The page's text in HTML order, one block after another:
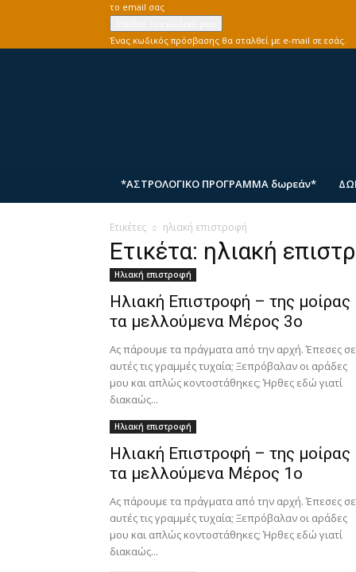
το email σας
Ένας κωδικός πρόσβασης θα σταλθεί με e-mail σε εσάς.
*ΑΣΤΡΟΛΟΓΙΚΟ ΠΡΟΓΡΑΜΜΑ δωρεάν*
Ετικέτες ηλιακή επιστροφή
Ετικέτα: ηλιακή
Ηλιακή επιστροφή
Ηλιακή Επιστροφή – της μοίρας
τα μελλούμενα Μέρος 3ο
Ας πάρουμε τα πράγματα από την αρχή. Έπεσες σε
αυτές τις γραμμές τυχαία; Ξεπρόβαλαν οι αράδες
μου και απλώς κοντοστάθηκες; Ήρθες εδώ γιατί
διακαώς...
Ηλιακή επιστροφή
Ηλιακή Επιστροφή – της μοίρας
τα μελλούμενα Μέρος 1ο
Ας πάρουμε τα πράγματα από την αρχή. Έπεσες σε
αυτές τις γραμμές τυχαία; Ξεπρόβαλαν οι αράδες
μου και απλώς κοντοστάθηκες; Ήρθες εδώ γιατί
διακαώς...